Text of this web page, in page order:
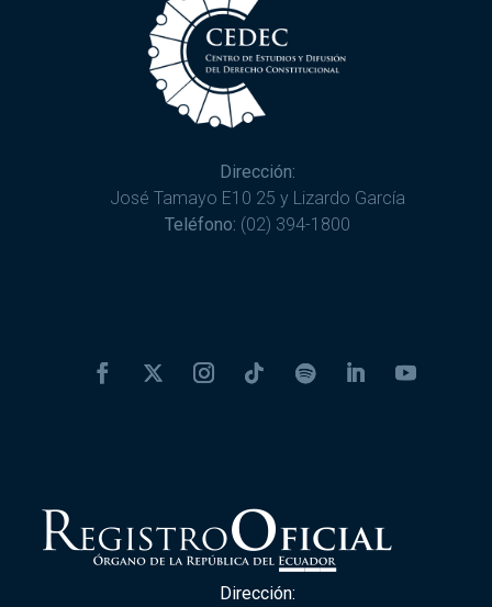
Dirección:
José Tamayo E10 25 y Lizardo García
Teléfono: (02) 394-1800
Dirección: